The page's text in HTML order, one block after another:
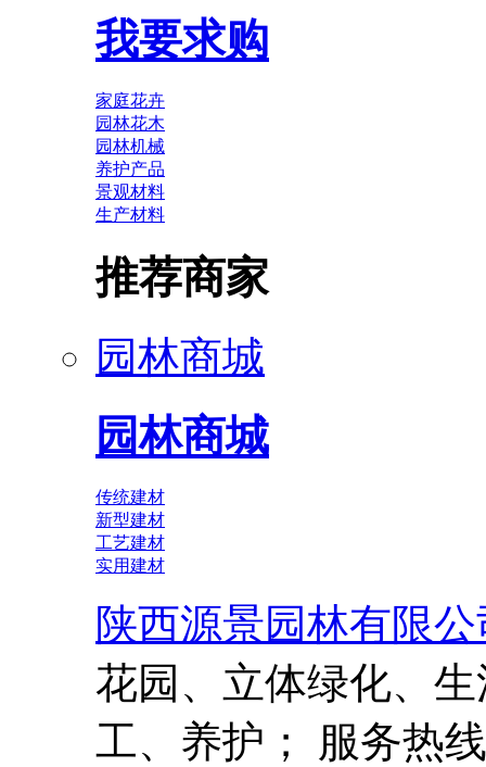
我要求购
家庭花卉
园林花木
园林机械
养护产品
景观材料
生产材料
推荐商家
园林商城
园林商城
传统建材
新型建材
工艺建材
实用建材
陕西源景园林有限公
花园、立体绿化、
工、养护； 服务热